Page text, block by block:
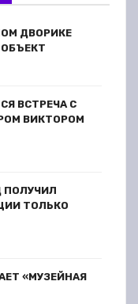
ДВОРИКЕ
ВСТРЕЧА С
ВИКТОРОМ
ПОЛУЧИЛ
ТОЛЬКО
«МУЗЕЙНАЯ